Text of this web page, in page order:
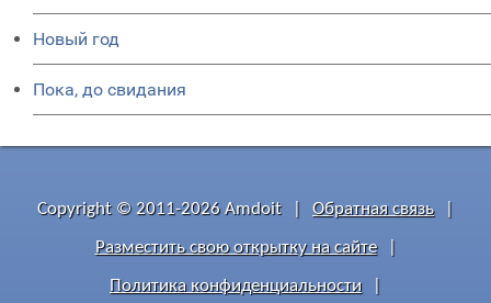
Новый год
Пока, до свидания
Copyright © 2011-2026 Amdoit Обратная связь
Разместить свою открытку на сайте
Политика конфиденциальности